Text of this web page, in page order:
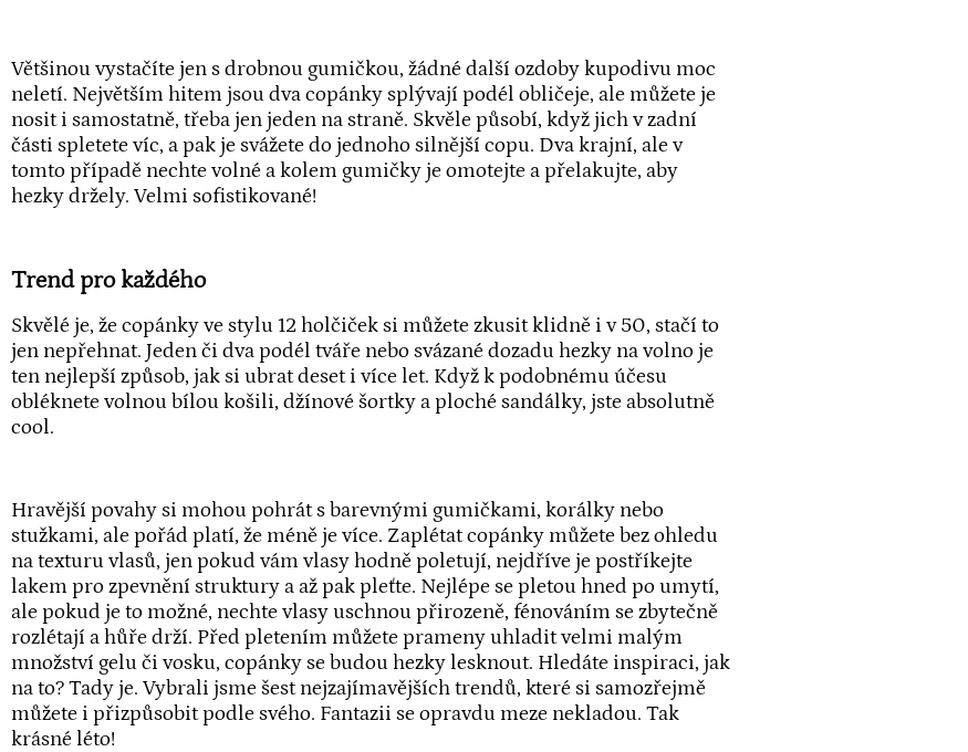
Většinou vystačíte jen s drobnou gumičkou, žádné další ozdoby kupodivu moc
neletí. Největším hitem jsou dva copánky splývají podél obličeje, ale můžete je
nosit i samostatně, třeba jen jeden na straně. Skvěle působí, když jich v zadní
části spletete víc, a pak je svážete do jednoho silnější copu. Dva krajní, ale v
tomto případě nechte volné a kolem gumičky je omotejte a přelakujte, aby
hezky držely. Velmi sofistikované!
Trend pro každého
Skvělé je, že copánky ve stylu 12 holčiček si můžete zkusit klidně i v 50, stačí to
jen nepřehnat. Jeden či dva podél tváře nebo svázané dozadu hezky na volno je
ten nejlepší způsob, jak si ubrat deset i více let. Když k podobnému účesu
obléknete volnou bílou košili, džínové šortky a ploché sandálky, jste absolutně
cool.
Hravější povahy si mohou pohrát s barevnými gumičkami, korálky nebo
stužkami, ale pořád platí, že méně je více. Zaplétat copánky můžete bez ohledu
na texturu vlasů, jen pokud vám vlasy hodně poletují, nejdříve je postříkejte
lakem pro zpevnění struktury a až pak pleťte. Nejlépe se pletou hned po umytí,
ale pokud je to možné, nechte vlasy uschnou přirozeně, fénováním se zbytečně
rozlétají a hůře drží. Před pletením můžete prameny uhladit velmi malým
množství gelu či vosku, copánky se budou hezky lesknout. Hledáte inspiraci, jak
na to? Tady je. Vybrali jsme šest nejzajímavějších trendů, které si samozřejmě
můžete i přizpůsobit podle svého. Fantazii se opravdu meze nekladou. Tak
krásné léto!